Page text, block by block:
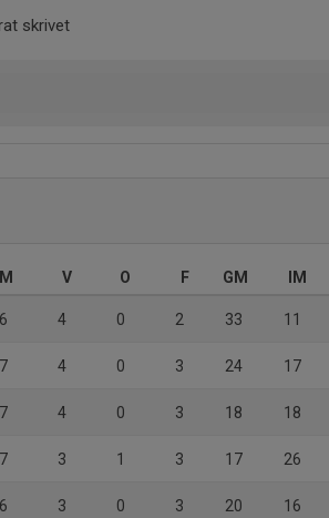
skrivet
M V O F GM IM
6 4 0 2 33 11
7 4 0 3 24 17
7 4 0 3 18 18
7 3 1 3 17 26
6 3 0 3 20 16